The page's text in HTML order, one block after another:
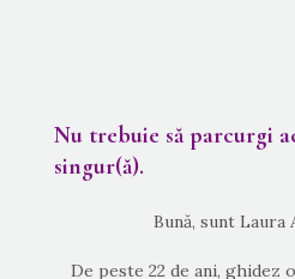
Nu trebuie să parcurgi
singur(ă).
Bună, sunt Laura
De peste 22 de ani, ghidez